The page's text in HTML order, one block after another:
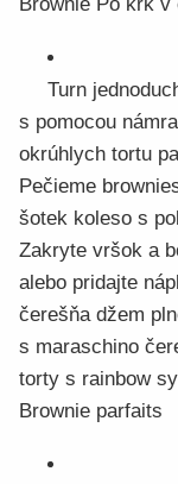
Turn
s pomocou
okrúhlych tortu
Pečieme
šotek koleso s
Zakryte vršok a
alebo pridajte
čerešňa džem
s maraschino
torty s rainbow
Brownie parfaits